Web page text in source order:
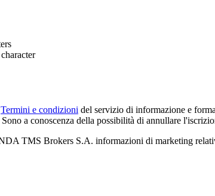
Termini e condizioni del servizio di informazione e
a conoscenza della possibilità di annullare
TMS Brokers S.A. informazioni di marketing